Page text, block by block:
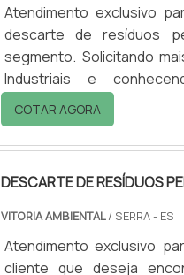
Atendimento exclusivo
descarte de resíduos
segmento. Solicitando
Industriais e
mercado.DETALHES
precisa de descarte de
acha o site da Vitória
COTAR AGORA
DESCARTE DE RESÍDUOS
VITORIA AMBIENTAL/ SERRA - ES
Atendimento exclusivo
cliente que deseja